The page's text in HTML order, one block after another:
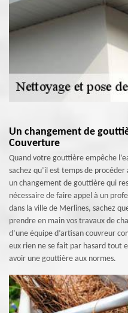
Un changement de
Couverture
Quand votre gouttière empêche
sachez qu’il est temps de
un changement de gouttière qui
nécessaire de faire appel à un
dans la ville de Merlines, sachez
prendre en main vos travaux de
d’une équipe d’artisan couvreur
eux rien ne se fait par hasard tout
avoir une gouttière aux normes.